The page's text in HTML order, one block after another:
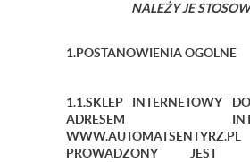
NALEŻY JE
1.POSTANOWIENIA OGÓLNE
1.1.SKLEP INTERNETOWY
ADRESEM
WWW.AUTOMATSENTYRZ.PL
PROWADZONY JEST